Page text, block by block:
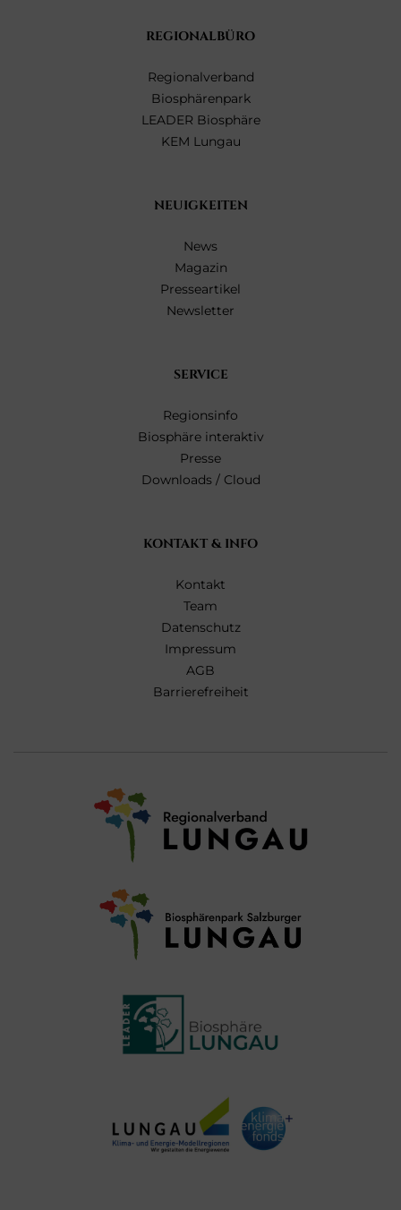
REGIONALBÜRO
Regionalverband
Biosphärenpark
LEADER Biosphäre
KEM Lungau
NEUIGKEITEN
News
Magazin
Presseartikel
Newsletter
SERVICE
Regionsinfo
Biosphäre interaktiv
Presse
Downloads / Cloud
KONTAKT & INFO
Kontakt
Team
Datenschutz
Impressum
AGB
Barrierefreiheit